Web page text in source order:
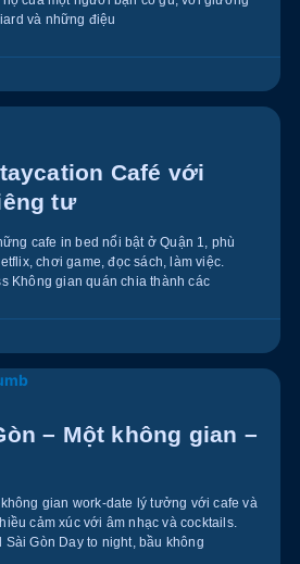
và những điệu
Café với
tư
cafe in bed nổi bật ở Quận 1, phù
chơi game, đọc sách, làm việc.
Không gian quán chia thành các
– Một không gian –
gian work-date lý tưởng với cafe và
cảm xúc với âm nhạc và cocktails.
Sài Gòn Day to night, bầu không